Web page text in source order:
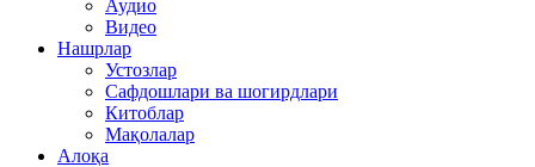
Аудио
Видео
Нашрлар
Устозлар
Сафдошлари ва шогирдлари
Китоблар
Мақолалар
Алоқа